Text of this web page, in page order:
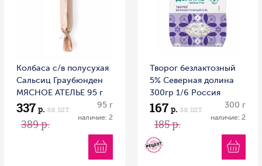
Колбаса с/в полусухая
Сальсиц Граубюнден
МЯСНОЕ АТЕЛЬЕ 95 г
Россия
337 р. за шт
389 р.
95 г
наличие: 2
Творог безлактозный
5% Северная долина
300гр 1/6 Россия
167 р. за шт
185 р.
300 г
наличие: 2